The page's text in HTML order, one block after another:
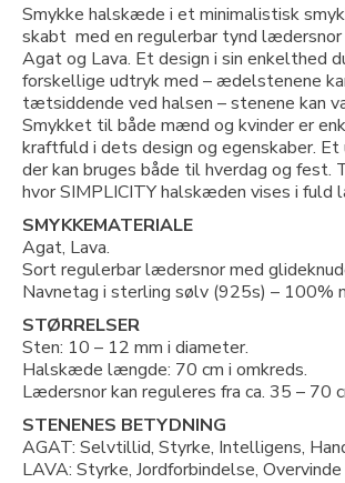
Smykke halskæde i et minimalistisk
skabt med en regulerbar tynd
Agat og Lava. Et design i sin enkelthed
forskellige udtryk med – ædelstenene
tætsiddende ved halsen – stenene kan
Smykket til både mænd og kvinder er
kraftfuld i dets design og egenskaber. Et
der kan bruges både til hverdag og fest.
hvor SIMPLICITY halskæden vises i fuld
SMYKKEMATERIALE
Agat, Lava.
Sort regulerbar lædersnor med
Navnetag i sterling sølv (925s) – 100%
STØRRELSER
Sten: 10 – 12 mm i diameter.
Halskæde længde: 70 cm i omkreds.
Lædersnor kan reguleres fra ca. 35 – 70
STENENES BETYDNING
AGAT: Selvtillid, Styrke, Intelligens,
LAVA: Styrke, Jordforbindelse,